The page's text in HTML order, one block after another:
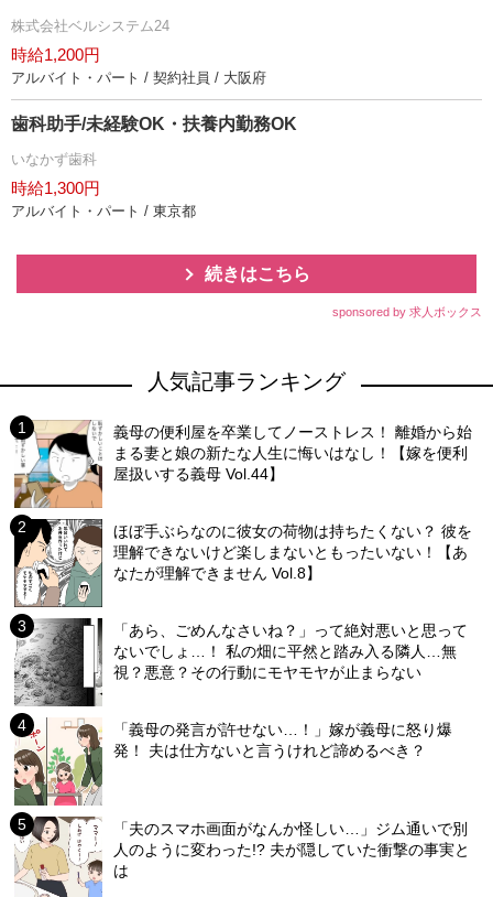
株式会社ベルシステム24
時給1,200円
アルバイト・パート / 契約社員 / 大阪府
歯科助手/未経験OK・扶養内勤務OK
いなかず歯科
時給1,300円
アルバイト・パート / 東京都
続きはこちら
sponsored by 求人ボックス
人気記事ランキング
義母の便利屋を卒業してノーストレス！ 離婚から始
まる妻と娘の新たな人生に悔いはなし！【嫁を便利
屋扱いする義母 Vol.44】
ほぼ手ぶらなのに彼女の荷物は持ちたくない？ 彼を
理解できないけど楽しまないともったいない！【あ
なたが理解できません Vol.8】
「あら、ごめんなさいね？」って絶対悪いと思って
ないでしょ…！ 私の畑に平然と踏み入る隣人…無
視？悪意？その行動にモヤモヤが止まらない
「義母の発言が許せない…！」嫁が義母に怒り爆
発！ 夫は仕方ないと言うけれど諦めるべき？
「夫のスマホ画面がなんか怪しい…」ジム通いで別
人のように変わった!? 夫が隠していた衝撃の事実と
は